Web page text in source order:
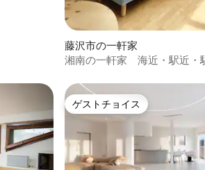
藤沢市の一軒家
湘南の一軒家 海近・駅近・
在
ゲストチョイス
ゲストチョイス